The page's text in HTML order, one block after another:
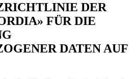
DER
FÜR DIE
DATEN AUF